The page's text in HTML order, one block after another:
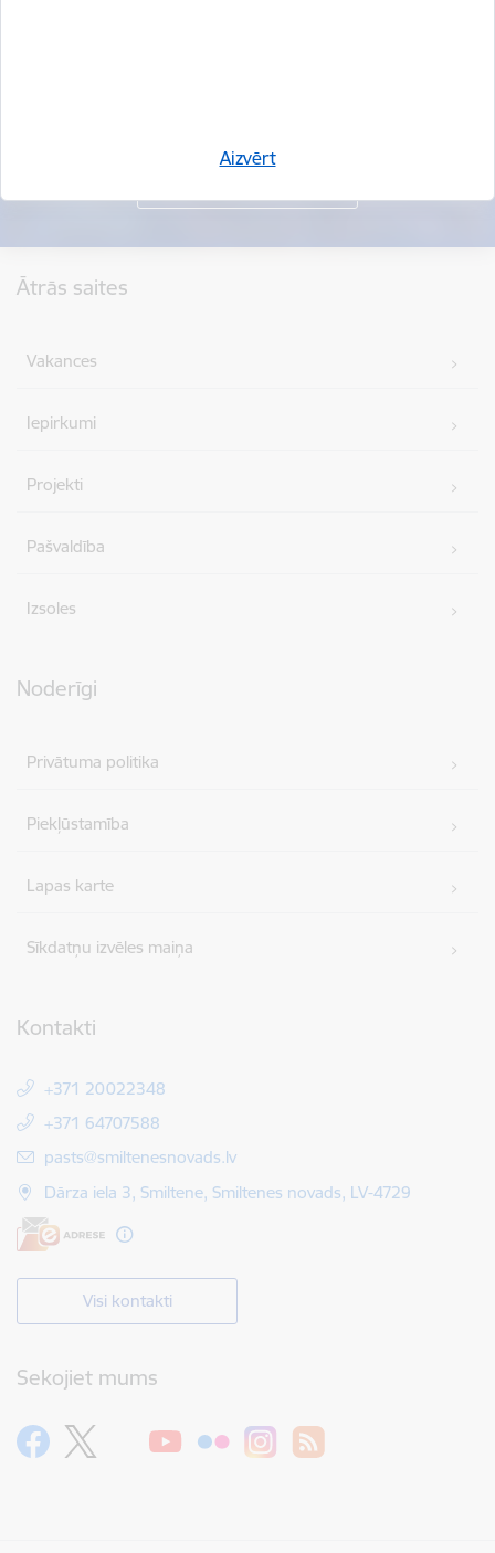
Aizvērt
Ātrās saites
Vakances
Iepirkumi
Projekti
Pašvaldība
Izsoles
Noderīgi
Privātuma politika
Piekļūstamība
Lapas karte
Sīkdatņu izvēles maiņa
Kontakti
+371 20022348
+371 64707588
E-pasts:
pasts@smiltenesnovads.lv
Dārza iela 3, Smiltene, Smiltenes novads, LV-4729
Visi kontakti
Sekojiet mums